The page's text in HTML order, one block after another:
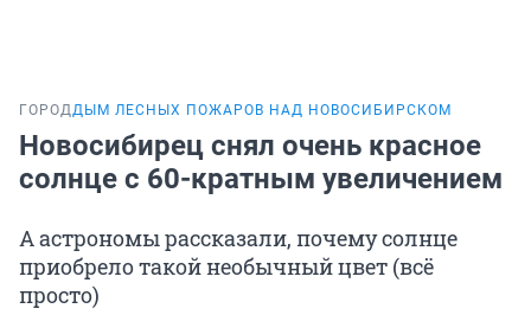
ГОРОДДЫМ ЛЕСНЫХ ПОЖАРОВ НАД НОВОСИБИРСКОМ
Новосибирец снял очень красное
солнце с 60-кратным увеличением
А астрономы рассказали, почему солнце
приобрело такой необычный цвет (всё
просто)